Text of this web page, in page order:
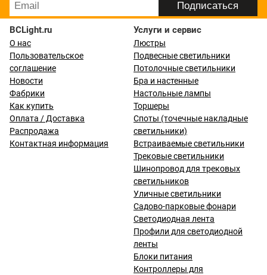
BCLight.ru
О нас
Пользовательское
соглашение
Новости
Фабрики
Как купить
Оплата / Доставка
Распродажа
Контактная информация
Услуги и сервис
Люстры
Подвесные светильники
Потолочные светильники
Бра и настенные
Настольные лампы
Торшеры
Споты (точечные накладные
светильники)
Встраиваемые светильники
Трековые светильники
Шинопровод для трековых
светильников
Уличные светильники
Садово-парковые фонари
Светодиодная лента
Профили для светодиодной
ленты
Блоки питания
Контроллеры для